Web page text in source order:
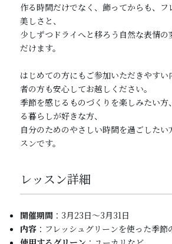
作る時間だけでなく、飾ってからも、フ
美しさと、
少しずつドライへと移ろう自然な表情の
だけます。
はじめての方にもご参加いただきやす
者の方も安心してお越しください。
季節を感じるものづくりを楽しみたい方
る暮らしが好きな方、
自分のためのやさしい時間を過ごしたい
スンです。
レッスン詳細
開催期間：3月23日〜3月31日
内容：フレッシュグリーンを使った季節